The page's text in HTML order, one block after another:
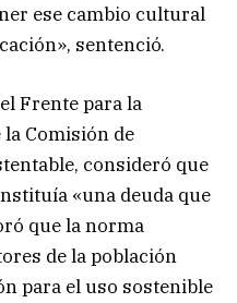
ese cambio cultural
sentenció.
Frente para la
Comisión de
consideró que
«una deuda que
que la norma
de la población
para el uso sostenible